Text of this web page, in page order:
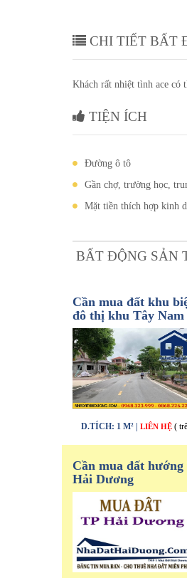
CHI TIẾT BẤT
Khách rất nhiệt tình ace có
TIỆN ÍCH
Đường ô tô
Gần chợ, trường học,
Mặt tiền thích hợp kinh
BẤT ĐỘNG SẢN
Cần mua đất khu
đô thị khu Tây
thành phố Hải
D.TÍCH: 1 M² | LIÊN HỆ (
Cần mua đất
Hải Dương